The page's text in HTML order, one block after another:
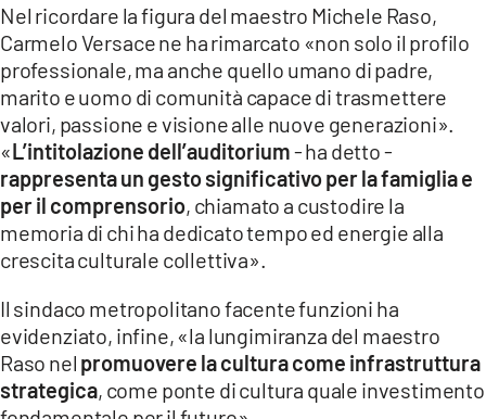
Nel ricordare la figura del maestro Michele Raso,
Carmelo Versace ne ha rimarcato «non solo il profilo
professionale, ma anche quello umano di padre,
marito e uomo di comunità capace di trasmettere
valori, passione e visione alle nuove generazioni».
«L’intitolazione dell’auditorium- ha detto -
rappresenta un gesto significativo per la famiglia e
per il comprensorio, chiamato a custodire la
memoria di chi ha dedicato tempo ed energie alla
crescita culturale collettiva».
Il sindaco metropolitano facente funzioni ha
evidenziato, infine, «la lungimiranza del maestro
Raso nel promuovere la cultura come infrastruttura
strategica, come ponte di cultura quale investimento